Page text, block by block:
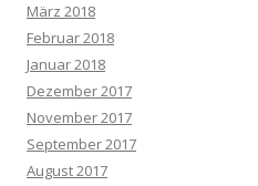
März 2018
Februar 2018
Januar 2018
Dezember 2017
November 2017
September 2017
August 2017